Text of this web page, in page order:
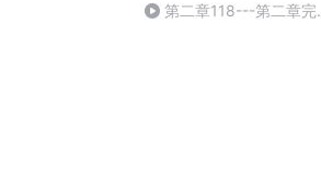
第二章118---第二章完